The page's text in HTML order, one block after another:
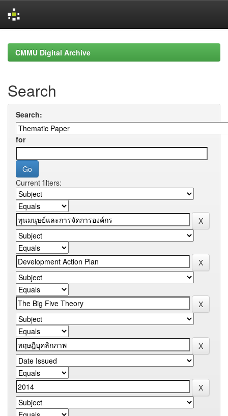
navigationCMMU Digital Archive
Search
Search:
for
Current filters: